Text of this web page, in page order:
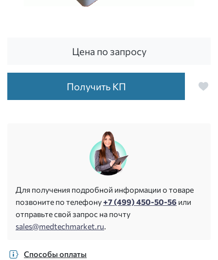
Цена по запросу
Получить КП
Для получения подробной информации о товаре
позвоните по телефону+7 (499) 450-50-56 или
отправьте свой запрос на почту
sales@medtechmarket.ru
Способы оплаты